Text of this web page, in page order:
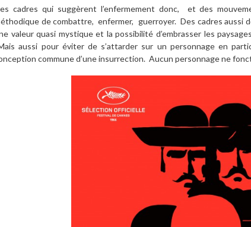
cadres qui suggèrent l’enfermement donc, et des
de combattre, enfermer, guerroyer. Des cadres aussi
valeur quasi mystique et la possibilité d’embrasser les
aussi pour éviter de s’attarder sur un personnage en
commune d’une insurrection. Aucun personnage ne